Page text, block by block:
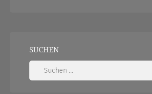
SUCHEN
Suchen